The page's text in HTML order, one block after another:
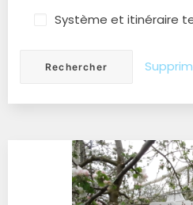
Système et itinéraire